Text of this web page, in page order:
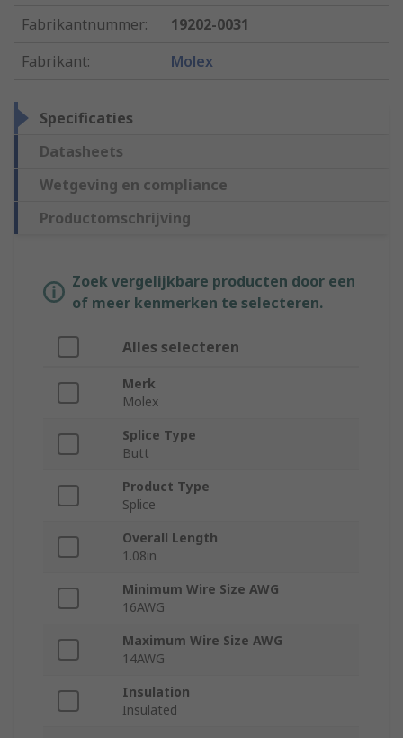
Fabrikantnummer:
19202-0031
Fabrikant: Molex
Specificaties
Datasheets
Wetgeving en compliance
Productomschrijving
Zoek vergelijkbare producten door een
of meer kenmerken te selecteren.
Alles selecteren
Merk
Molex
Splice Type
Butt
Product Type
Splice
Overall Length
1.08in
Minimum Wire Size AWG
16AWG
Maximum Wire Size AWG
14AWG
Insulation
Insulated